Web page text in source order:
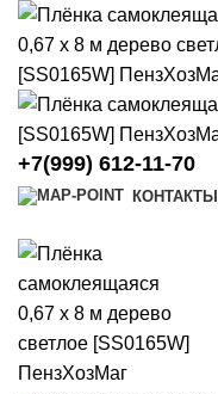
+7(999) 612-11-70
КОНТАКТЫ